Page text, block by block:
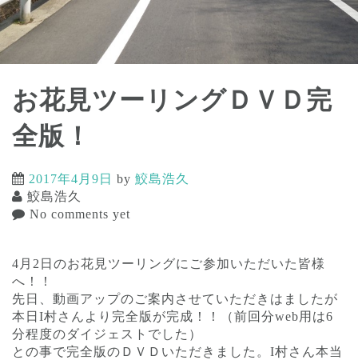
お花見ツーリングＤＶＤ完
全版！
2017年4月9日 by 鮫島浩久
鮫島浩久
No comments yet
4月2日のお花見ツーリングにご参加いただいた皆様
へ！！
先日、動画アップのご案内させていただきはましたが
本日I村さんより完全版が完成！！（前回分web用は6
分程度のダイジェストでした）
との事で完全版のＤＶＤいただきました。I村さん本当